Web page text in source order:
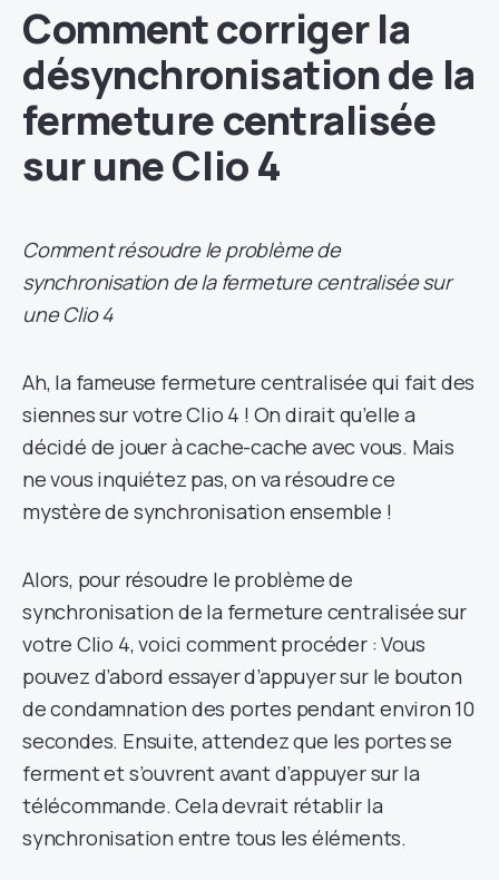
Comment corriger la
désynchronisation de la
fermeture centralisée
sur une Clio 4
Comment résoudre le problème de
synchronisation de la fermeture centralisée sur
une Clio 4
Ah, la fameuse fermeture centralisée qui fait des
siennes sur votre Clio 4 ! On dirait qu’elle a
décidé de jouer à cache-cache avec vous. Mais
ne vous inquiétez pas, on va résoudre ce
mystère de synchronisation ensemble !
Alors, pour résoudre le problème de
synchronisation de la fermeture centralisée sur
votre Clio 4, voici comment procéder : Vous
pouvez d’abord essayer d’appuyer sur le bouton
de condamnation des portes pendant environ 10
secondes. Ensuite, attendez que les portes se
ferment et s’ouvrent avant d’appuyer sur la
télécommande. Cela devrait rétablir la
synchronisation entre tous les éléments.